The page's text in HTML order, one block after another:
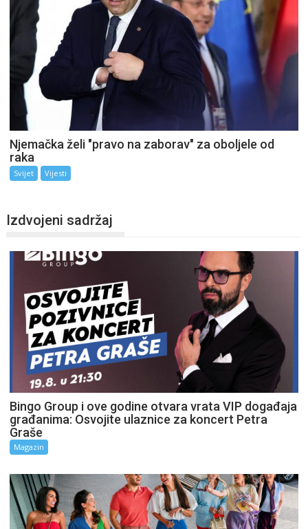
Njemačka želi "pravo na zaborav" za oboljele od
raka
Svijet Vijesti
Izdvojeni sadržaj
Bingo Group i ove godine otvara vrata VIP događaja
građanima: Osvojite ulaznice za koncert Petra
Graše
Magazin